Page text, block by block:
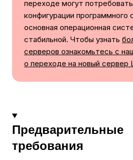
переходе могут
конфигурации программного
основная операционная
стабильной. Чтобы узнать
серверов ознакомьтесь с
о переходе на новый сервер
Предварительные
требования